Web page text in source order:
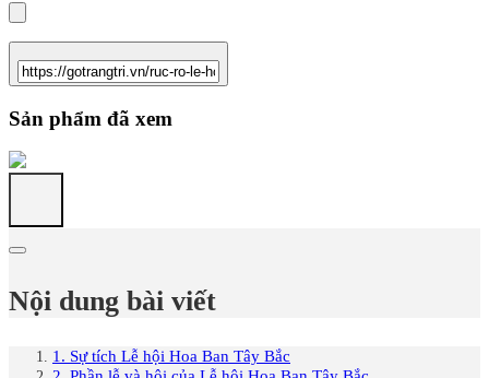
Sản phẩm đã xem
Nội dung bài viết
1. Sự tích Lễ hội Hoa Ban Tây Bắc